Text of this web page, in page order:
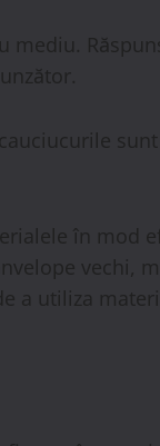
în mod
vechi,
a utiliza